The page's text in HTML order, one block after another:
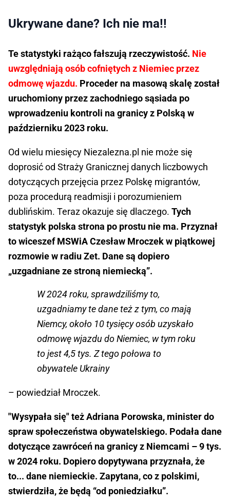
Ukrywane dane? Ich nie ma!!
Te statystyki rażąco fałszują rzeczywistość. Nie
uwzględniają osób cofniętych z Niemiec przez
odmowę wjazdu. Proceder na masową skalę został
uruchomiony przez zachodniego sąsiada po
wprowadzeniu kontroli na granicy z Polską w
październiku 2023 roku.
Od wielu miesięcy Niezalezna.pl nie może się
doprosić od Straży Granicznej danych liczbowych
dotyczących przejęcia przez Polskę migrantów,
poza procedurą readmisji i porozumieniem
dublińskim. Teraz okazuje się dlaczego. Tych
statystyk polska strona po prostu nie ma. Przyznał
to wiceszef MSWiA Czesław Mroczek w piątkowej
rozmowie w radiu Zet. Dane są dopiero
„uzgadniane ze stroną niemiecką”.
W 2024 roku, sprawdziliśmy to,
uzgadniamy te dane też z tym, co mają
Niemcy, około 10 tysięcy osób uzyskało
odmowę wjazdu do Niemiec, w tym roku
to jest 4,5 tys. Z tego połowa to
obywatele Ukrainy
– powiedział Mroczek.
"Wysypała się" też Adriana Porowska, minister do
spraw społeczeństwa obywatelskiego. Podała dane
dotyczące zawróceń na granicy z Niemcami – 9 tys.
w 2024 roku. Dopiero dopytywana przyznała, że
to... dane niemieckie. Zapytana, co z polskimi,
stwierdziła, że będą “od poniedziałku”.